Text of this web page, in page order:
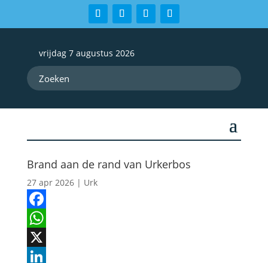
vrijdag 7 augustus 2026
Brand aan de rand van Urkerbos
27 apr 2026| Urk
Facebook
WhatsApp
X